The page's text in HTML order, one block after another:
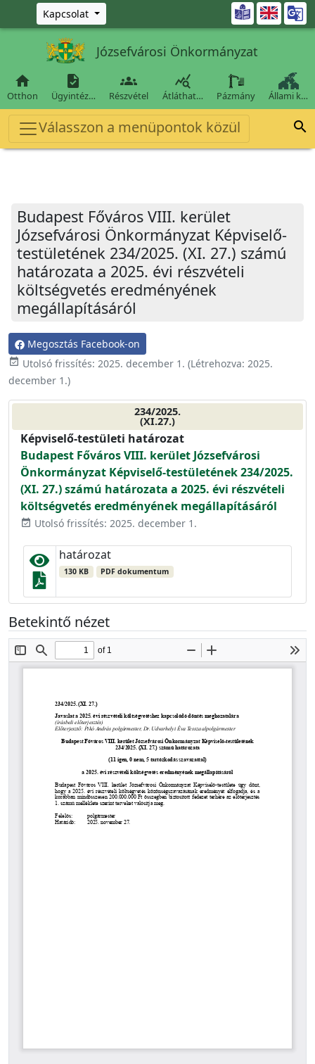
Ugrás a fő tartalomra
Kapcsolat 
Józsefvárosi Önkormányzat

Otthon

Ügyintéz…

Részvétel

Átláthat… Pázmány Állami k…
Válasszon a menüpontok közül 
Budapest Főváros VIII. kerület
Józsefvárosi Önkormányzat Képviselő-
testületének 234/2025. (XI. 27.) számú
határozata a 2025. évi részvételi
költségvetés eredményének
megállapításáról
Megosztás Facebook-on
event_available Utolsó frissítés: 2025. december 1. (Létrehozva: 2025.
december 1.)
234/2025.
(XI.27.)
Képviselő-testületi határozat
Budapest Főváros VIII. kerület Józsefvárosi
Önkormányzat Képviselő-testületének 234/2025.
(XI. 27.) számú határozata a 2025. évi részvételi
költségvetés eredményének megállapításáról
event_available Utolsó frissítés: 2025. december 1.
határozat
130 KB PDF dokumentum
Betekintő nézet